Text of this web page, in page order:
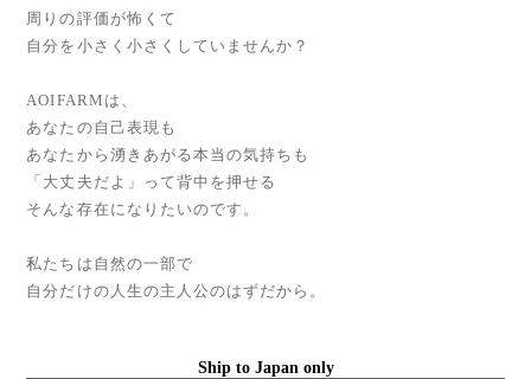
周りの評価が怖くて
自分を小さく小さくしていませんか？
AOIFARMは、
あなたの自己表現も
あなたから湧きあがる本当の気持ちも
「大丈夫だよ」って背中を押せる
そんな存在になりたいのです。
私たちは自然の一部で
自分だけの人生の主人公のはずだから。
Ship to Japan only